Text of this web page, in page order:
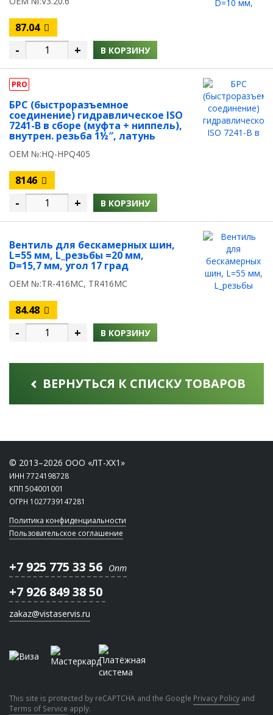
87.04
- + В КОРЗИНУ
PRO
БРС (быстроразъемное
соединение) гидравлическое ISO
7241-B в сборе (муфта + ниппель),
внутрен. резьба 1½″, латунь
OEM №:HQ-HPQ405
8146
- + В КОРЗИНУ
Вентиль для бескамерных шин,
L=55 мм, L_резьбы =20 мм,
D=15,7 мм, угол 17 град
OEM №:TR-416MC, TR416MC
84.48
- + В КОРЗИНУ
ВЕРНУТЬСЯ К СПИСКУ ТОВАРОВ
© 2013–2026 ООО «ЛТ-ХХ1»
ИНН 7724198728
КПП 504001001
ОГРН 1027739147281
Политика конфиденциальности
Пользовательское соглашение
+7 925 775 33 56 Опт
+7 926 849 38 50
zakaz@vistaservis.ru
This site is protected by reCAPTCHA and the Google Privacy Policy and
Terms of Service apply.